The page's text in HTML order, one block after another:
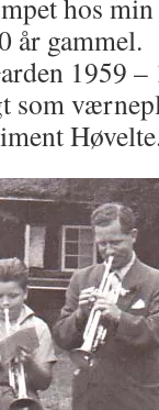
hos
år gammel.
1959 –